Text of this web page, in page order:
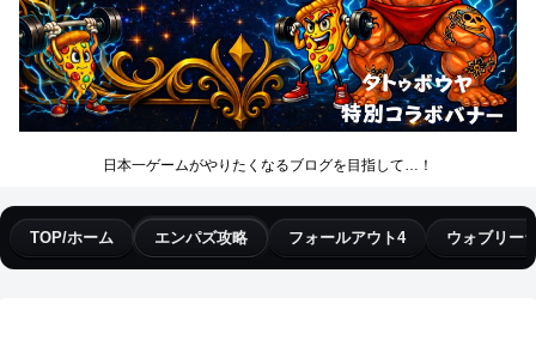
日本一ゲームがやりたくなるブログを目指して…！
TOP/ホーム エンパズ攻略 フォールアウト4 ウォブリー